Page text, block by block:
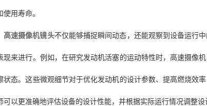
使用寿命。
高速摄像机镜头不仅能够捕捉瞬间动态，还能观察到设备运行
现来进行。例如，在研究发动机活塞的运动特性时，高速摄像
状态。这些微观细节对于优化发动机的设计参数、提高燃烧效
可以更准确地评估设备的设计性能，并根据实际运行情况调整设